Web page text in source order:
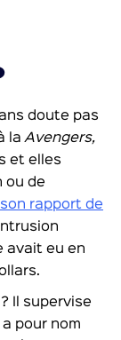
doute pas
laAvengers,
et elles
ou de
rapport de
avait eu en
Il supervise
pour nom